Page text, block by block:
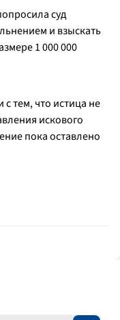
суд
и взыскать
1 000 000
тем, что истица не
искового
пока оставлено